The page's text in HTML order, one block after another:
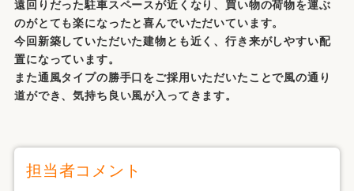
遠回りだった駐車スペースが近くなり、買い物の荷物を運ぶ
のがとても楽になったと喜んでいただいています。
今回新築していただいた建物とも近く、行き来がしやすい配
置になっています。
また通風タイプの勝手口をご採用いただいたことで風の通り
道ができ、気持ち良い風が入ってきます。
担当者コメント